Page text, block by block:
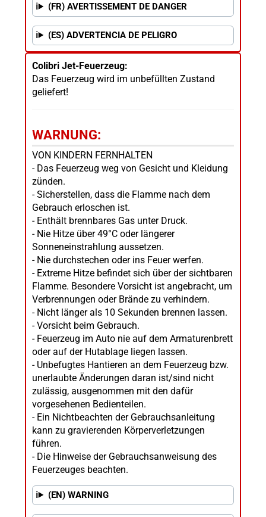
(FR) AVERTISSEMENT DE DANGER
(ES) ADVERTENCIA DE PELIGRO
Colibri Jet-Feuerzeug:
Das Feuerzeug wird im unbefüllten Zustand
geliefert!
WARNUNG:
VON KINDERN FERNHALTEN
- Das Feuerzeug weg von Gesicht und Kleidung
zünden.
- Sicherstellen, dass die Flamme nach dem
Gebrauch erloschen ist.
- Enthält brennbares Gas unter Druck.
- Nie Hitze über 49°C oder längerer
Sonneneinstrahlung aussetzen.
- Nie durchstechen oder ins Feuer werfen.
- Extreme Hitze befindet sich über der sichtbaren
Flamme. Besondere Vorsicht ist angebracht, um
Verbrennungen oder Brände zu verhindern.
- Nicht länger als 10 Sekunden brennen lassen.
- Vorsicht beim Gebrauch.
- Feuerzeug im Auto nie auf dem Armaturenbrett
oder auf der Hutablage liegen lassen.
- Unbefugtes Hantieren an dem Feuerzeug bzw.
unerlaubte Änderungen daran ist/sind nicht
zulässig, ausgenommen mit den dafür
vorgesehenen Bedienteilen.
- Ein Nichtbeachten der Gebrauchsanleitung
kann zu gravierenden Körperverletzungen
führen.
- Die Hinweise der Gebrauchsanweisung des
Feuerzeuges beachten.
(EN) WARNING